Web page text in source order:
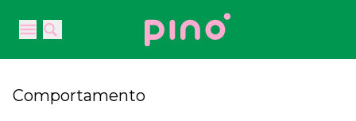
Open main menu
Open main menu
Your Company
Comportamento